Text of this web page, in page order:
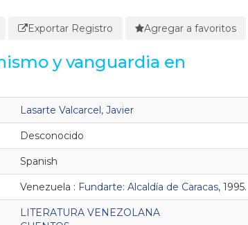
Exportar Registro Agregar a favoritos
y vanguardia en
Lasarte Valcarcel, Javier
Desconocido
Spanish
Venezuela : Fundarte: Alcaldía de Caracas, 1995.
LITERATURA VENEZOLANA